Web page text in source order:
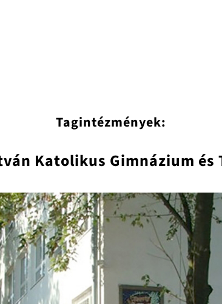
Tagintézmények:
Katolikus Gimnázium és